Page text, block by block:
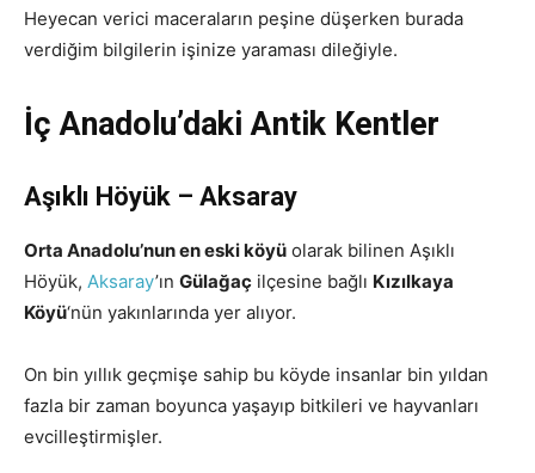
Heyecan verici maceraların peşine düşerken burada
verdiğim bilgilerin işinize yaraması dileğiyle.
İç Anadolu’daki Antik Kentler
Aşıklı Höyük – Aksaray
Orta Anadolu’nun en eski köyü olarak bilinen Aşıklı
Höyük, Aksaray’ın Gülağaç ilçesine bağlı Kızılkaya
Köyü‘nün yakınlarında yer alıyor.
On bin yıllık geçmişe sahip bu köyde insanlar bin yıldan
fazla bir zaman boyunca yaşayıp bitkileri ve hayvanları
evcilleştirmişler.